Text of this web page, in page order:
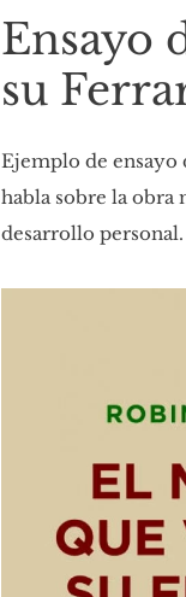
Ensayo
su
Ejemplo de ensayo
habla sobre la obra
desarrollo personal.